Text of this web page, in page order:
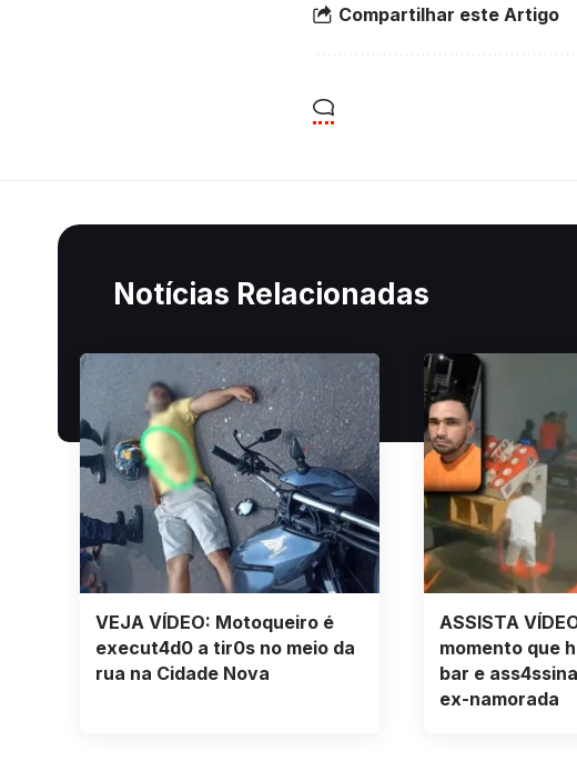
Compartilhar este Artigo
Notícias Relacionadas
VEJA VÍDEO: Motoqueiro é
execut4d0 a tir0s no meio da
rua na Cidade Nova
ASSISTA
momento que
bar e
ex-namorada